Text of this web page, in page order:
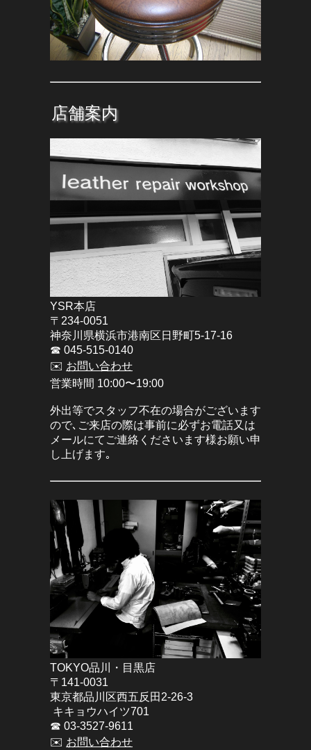
店舗案内
YSR本店
〒234-0051
神奈川県横浜市港南区日野町5-17-16
☎︎ 045-515-0140
✉️ お問い合わせ
営業時間 10:00〜19:00
外出等でスタッフ不在の場合がございます
ので､ご来店の際は事前に必ずお電話又は
メールにてご連絡くださいます様お願い申
し上げます｡
TOKYO品川・目黒店
〒141-0031
東京都品川区西五反田2-26-3
キキョウハイツ701
☎︎ 03-3527-9611
✉️ お問い合わせ